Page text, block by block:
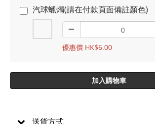
汽球蠟燭(請在付款頁面備註顏色)
優惠價 HK$6.00
加入購物車
送貨方式